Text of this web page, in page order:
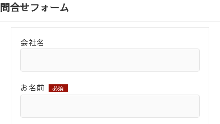
問合せフォーム
会社名
お名前 必須